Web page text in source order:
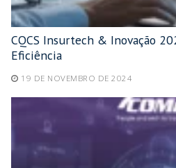
CQCS Insurtech & Inovação
Eficiência
19 DE NOVEMBRO DE 2024